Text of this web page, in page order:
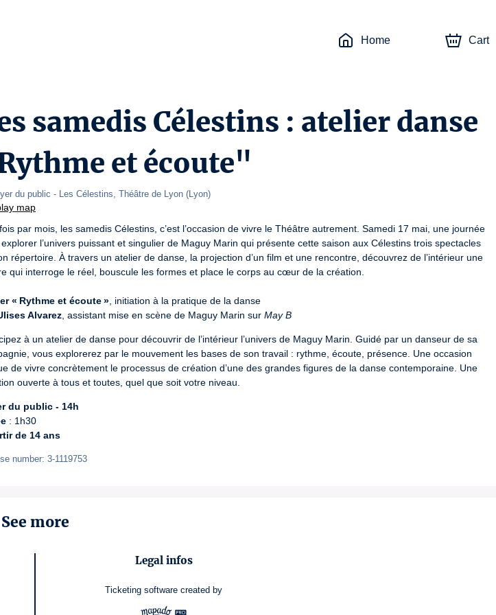
Home Cart
samedis Célestins : atelier danse
et écoute"
du public - Les Célestins, Théâtre de Lyon (Lyon)
map
par mois, les samedis Célestins, c’est l’occasion de vivre le Théâtre autrement. Samedi 17 mai, une journée
l’univers puissant et singulier de Maguy Marin qui présente cette saison aux Célestins trois spectacles
répertoire. À travers un atelier de danse, la projection d’un film et une rencontre, découvrez de l’intérieur une
qui interroge le réel, bouscule les formes et place le corps au cœur de la création.
« Rythme et écoute »
Alvarez , assistant mise en scène de Maguy Marin sur May B
à un atelier de danse pour découvrir de l’intérieur l’univers de Maguy Marin. Guidé par un danseur de sa
vous explorerez par le mouvement les bases de son travail : rythme, écoute, présence. Une occasion
de vivre concrètement le processus de création d’une des grandes figures de la danse contemporaine. Une
ouverte à tous et toutes, quel que soit votre niveau.
du public - 14h
de 14 ans
number: 3-1119753
See more
Legal infos
Ticketing software created by